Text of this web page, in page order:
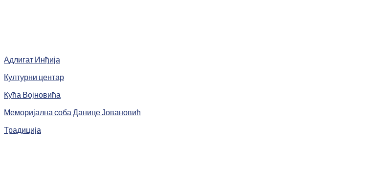
Адлигат Инђија
Културни центар
Кућа Војновића
Меморијална соба Данице Јовановић
Традиција